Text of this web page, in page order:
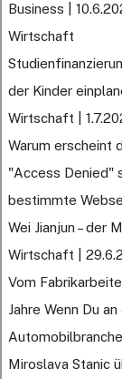
Business |
Wirtschaft
der Kinder
Wirtschaft |
Warum erscheint
"Access Denied"
bestimmte
Wei Jianjun – der
Wirtschaft |
Vom
Jahre Wenn Du
Miroslava Stanic